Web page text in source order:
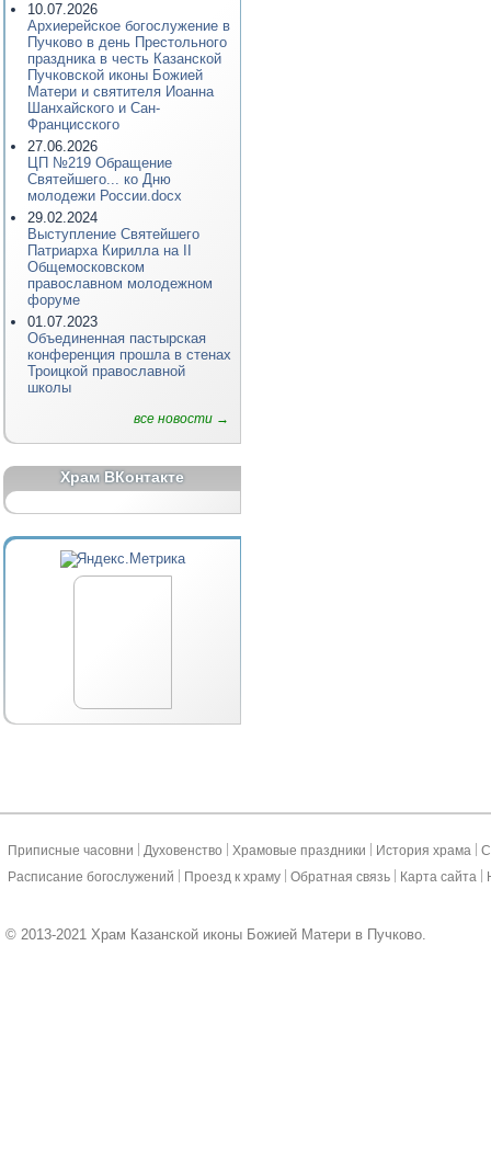
10.07.2026
Архиерейское богослужение в
Пучково в день Престольного
праздника в честь Казанской
Пучковской иконы Божией
Матери и святителя Иоанна
Шанхайского и Сан-
Францисского
27.06.2026
ЦП №219 Обращение
Святейшего... ко Дню
молодежи России.docx
29.02.2024
Выступление Святейшего
Патриарха Кирилла на II
Общемосковском
православном молодежном
форуме
01.07.2023
Объединенная пастырская
конференция прошла в стенах
Троицкой православной
школы
все новости →
Храм ВКонтакте
Приписные часовни Духовенство Храмовые праздники История храма
Расписание богослужений
Проезд к храму Обратная связь Карта сайта
© 2013-2021 Храм Казанской иконы Божией Матери в Пучково.